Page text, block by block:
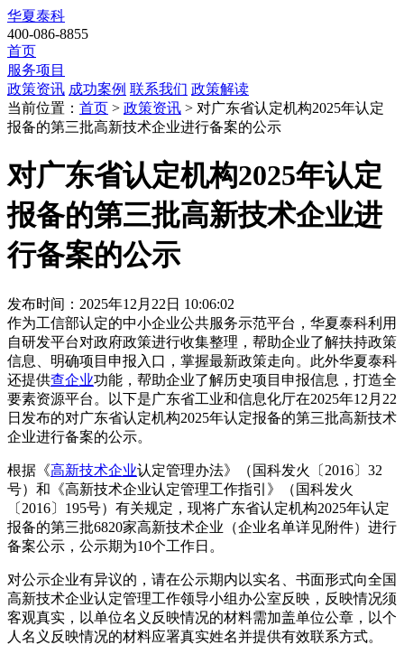
华夏泰科
400-086-8855
首页
服务项目
政策资讯 成功案例 联系我们 政策解读
当前位置： 首页 > 政策资讯 > 对广东省认定机构2025年认定
报备的第三批高新技术企业进行备案的公示
对广东省认定机构2025年认定
报备的第三批高新技术企业进
行备案的公示
发布时间：2025年12月22日 10:06:02
作为工信部认定的中小企业公共服务示范平台，华夏泰科利用
自研发平台对政府政策进行收集整理，帮助企业了解扶持政策
信息、明确项目申报入口，掌握最新政策走向。此外华夏泰科
还提供查企业功能，帮助企业了解历史项目申报信息，打造全
要素资源平台。以下是广东省工业和信息化厅在2025年12月22
日 发布的对广东省认定机构2025年认定报备的第三批高新技术
企业进行备案的公示。
根据《高新技术企业认定管理办法》（国科发火〔2016〕32
号）和《高新技术企业认定管理工作指引》（国科发火
〔2016〕195号）有关规定，现将广东省认定机构2025年认定
报备的第三批6820家高新技术企业（企业名单详见附件）进行
备案公示，公示期为10个工作日。
对公示企业有异议的，请在公示期内以实名、书面形式向全国
高新技术企业认定管理工作领导小组办公室反映，反映情况须
客观真实，以单位名义反映情况的材料需加盖单位公章，以个
人名义反映情况的材料应署真实姓名并提供有效联系方式。